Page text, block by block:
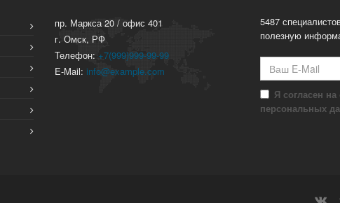
пр. Маркса 20 / офис 401
г. Омск, РФ
Телефон: +7(999)999-99-99
E-Mail: info@example.com
5487
полезную
Я согласен
персональных